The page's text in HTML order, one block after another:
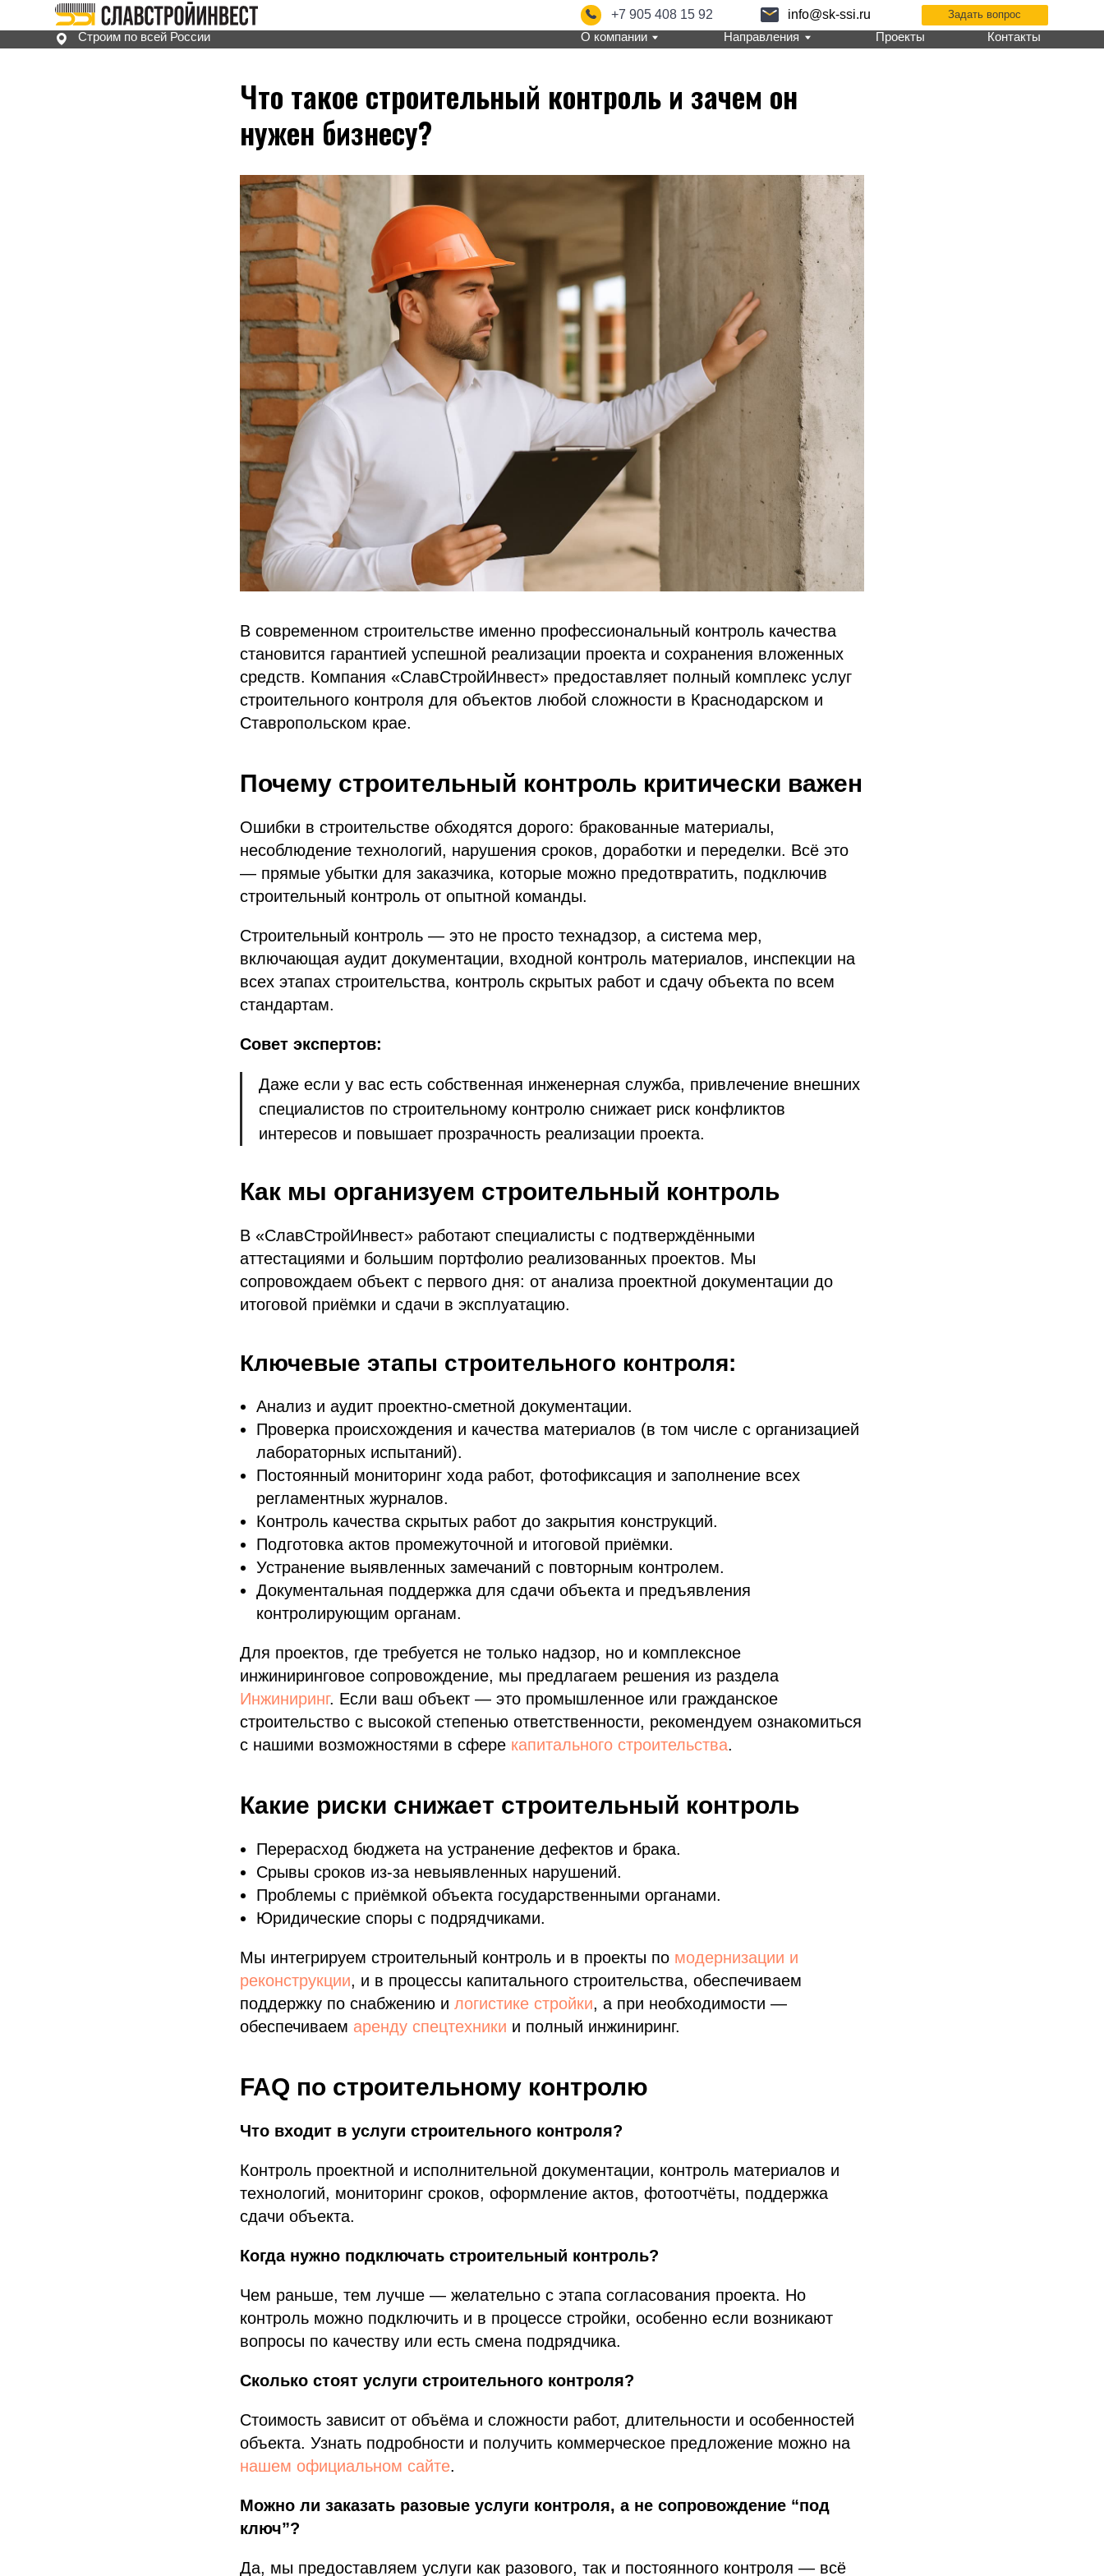
+7 905 408 15 92 info@sk-ssi.ru
Строим по всей России О компании Направления Проекты Контакты
Задать вопрос
Что такое строительный контроль и зачем он
нужен бизнесу?
В современном строительстве именно профессиональный контроль качества
становится гарантией успешной реализации проекта и сохранения вложенных
средств. Компания «СлавСтройИнвест» предоставляет полный комплекс услуг
строительного контроля для объектов любой сложности в Краснодарском и
Ставропольском крае.
Почему строительный контроль критически важен
Ошибки в строительстве обходятся дорого: бракованные материалы,
несоблюдение технологий, нарушения сроков, доработки и переделки. Всё это
— прямые убытки для заказчика, которые можно предотвратить, подключив
строительный контроль от опытной команды.
Строительный контроль — это не просто технадзор, а система мер,
включающая аудит документации, входной контроль материалов, инспекции на
всех этапах строительства, контроль скрытых работ и сдачу объекта по всем
стандартам.
Совет экспертов:
Даже если у вас есть собственная инженерная служба, привлечение внешних
специалистов по строительному контролю снижает риск конфликтов
интересов и повышает прозрачность реализации проекта.
Как мы организуем строительный контроль
В «СлавСтройИнвест» работают специалисты с подтверждёнными
аттестациями и большим портфолио реализованных проектов. Мы
сопровождаем объект с первого дня: от анализа проектной документации до
итоговой приёмки и сдачи в эксплуатацию.
Ключевые этапы строительного контроля:
Анализ и аудит проектно-сметной документации.
Проверка происхождения и качества материалов (в том числе с организацией
лабораторных испытаний).
Постоянный мониторинг хода работ, фотофиксация и заполнение всех
регламентных журналов.
Контроль качества скрытых работ до закрытия конструкций.
Подготовка актов промежуточной и итоговой приёмки.
Устранение выявленных замечаний с повторным контролем.
Документальная поддержка для сдачи объекта и предъявления
контролирующим органам.
Для проектов, где требуется не только надзор, но и комплексное
инжиниринговое сопровождение, мы предлагаем решения из раздела
Инжиниринг. Если ваш объект — это промышленное или гражданское
строительство с высокой степенью ответственности, рекомендуем ознакомиться
с нашими возможностями в сфере капитального строительства.
Какие риски снижает строительный контроль
Перерасход бюджета на устранение дефектов и брака.
Срывы сроков из-за невыявленных нарушений.
Проблемы с приёмкой объекта государственными органами.
Юридические споры с подрядчиками.
Мы интегрируем строительный контроль и в проекты по модернизации и
реконструкции, и в процессы капитального строительства, обеспечиваем
поддержку по снабжению и логистике стройки, а при необходимости —
обеспечиваем аренду спецтехники и полный инжиниринг.
FAQ по строительному контролю
Что входит в услуги строительного контроля?
Контроль проектной и исполнительной документации, контроль материалов и
технологий, мониторинг сроков, оформление актов, фотоотчёты, поддержка
сдачи объекта.
Когда нужно подключать строительный контроль?
Чем раньше, тем лучше — желательно с этапа согласования проекта. Но
контроль можно подключить и в процессе стройки, особенно если возникают
вопросы по качеству или есть смена подрядчика.
Сколько стоят услуги строительного контроля?
Стоимость зависит от объёма и сложности работ, длительности и особенностей
объекта. Узнать подробности и получить коммерческое предложение можно на
нашем официальном сайте.
Можно ли заказать разовые услуги контроля, а не сопровождение “под
ключ”?
Да, мы предоставляем услуги как разового, так и постоянного контроля — всё